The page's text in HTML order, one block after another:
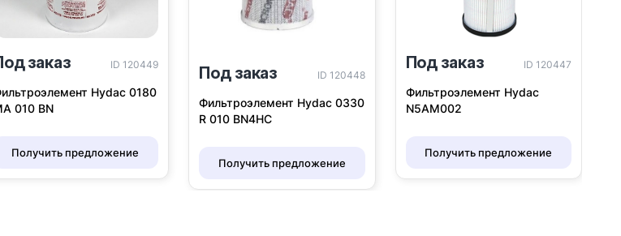
заказ ID 120449
Hydac 0180
010 BN
Получить предложение
Под заказ ID 120448
Фильтроэлемент Hydac 0330
R 010 BN4HC
Получить предложение
Под заказ ID 120447
Фильтроэлемент Hydac
N5AM002
Получить предложение